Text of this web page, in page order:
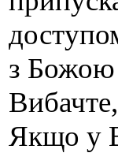
з Божою
Якщо у